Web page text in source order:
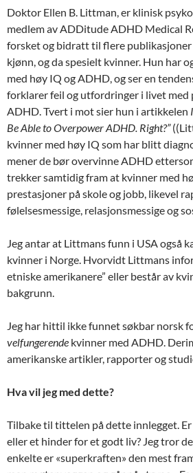
Doktor Ellen B. Littman, er klinisk
medlem av ADDitude ADHD Medical
forsket og bidratt til flere
kjønn, og da spesielt kvinner. Hun har
med høy IQ og ADHD, og ser en
forklarer feil og utfordringer i livet med
ADHD. Tvert i mot sier hun i artikkelen I
Be Able to Overpower ADHD. Right?”
kvinner med høy IQ som har blitt
mener de bør overvinne ADHD
trekker samtidig fram at kvinner med
prestasjoner på skole og jobb, likevel
følelsesmessige, relasjonsmessige og
Jeg antar at Littmans funn i USA også
kvinner i Norge. Hvorvidt Littmans
etniske amerikanere” eller består av
bakgrunn.
Jeg har hittil ikke funnet søkbar norsk
velfungerende kvinner med ADHD.
amerikanske artikler, rapporter og
Hva vil jeg med dette?
Tilbake til tittelen på dette innlegget.
eller et hinder for et godt liv? Jeg tror
enkelte er «superkraften» den mest